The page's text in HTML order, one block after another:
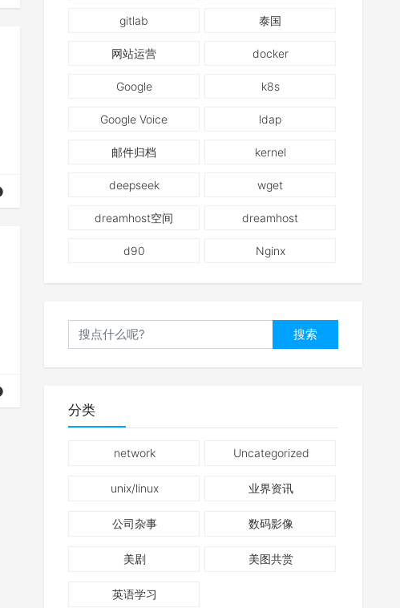
gitlab 泰国
网站运营 docker
Google k8s
Google Voice ldap
邮件归档 kernel
deepseek wget
dreamhost空间 dreamhost
d90 Nginx
搜索
分类
network Uncategorized
unix/linux 业界资讯
公司杂事 数码影像
美剧 美图共赏
英语学习